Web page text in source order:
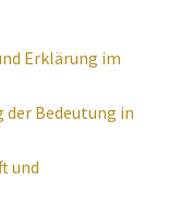
Erklärung im
der Bedeutung in
und